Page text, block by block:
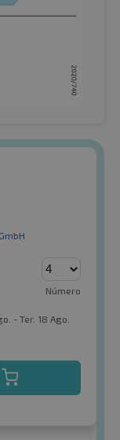
Número
- Ter. 18 Ago.